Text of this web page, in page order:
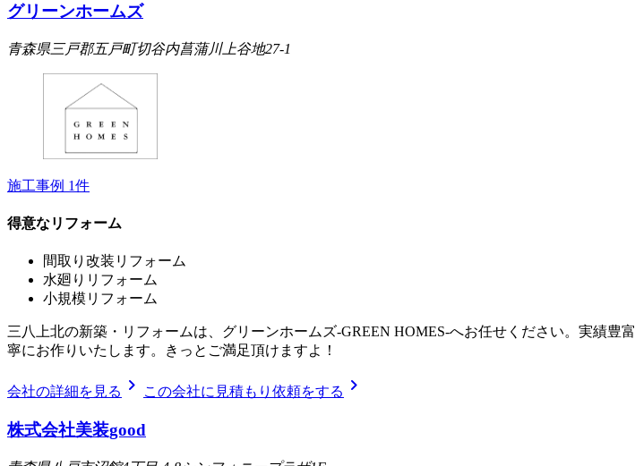
グリーンホームズ
青森県三戸郡五戸町切谷内菖蒲川上谷地27-1
施工事例 1件
得意なリフォーム
間取り改装リフォーム
水廻りリフォーム
小規模リフォーム
三八上北の新築・リフォームは、グリーンホームズ‐GREEN HOMES‐へお任せください。実績
寧にお作りいたします。きっとご満足頂けますよ！
会社の詳細を見る chevron_right この会社に見積もり依頼をする chevron_right
株式会社美装good